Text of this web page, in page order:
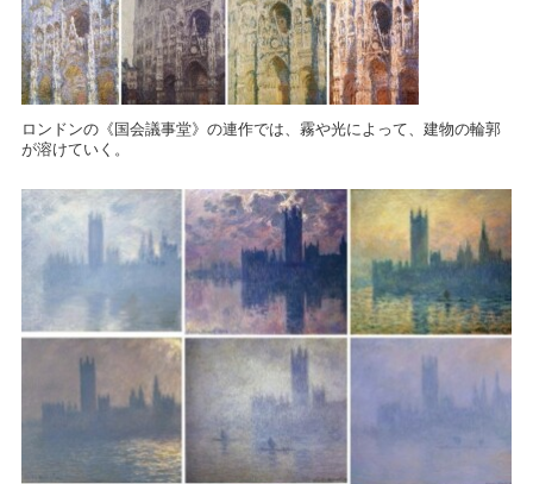
ロンドンの《国会議事堂》の連作では、霧や光によって、建物の輪郭
が溶けていく。